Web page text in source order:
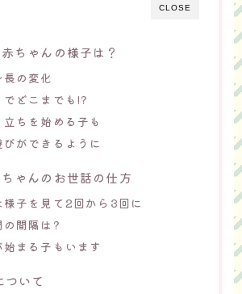
CLOSE
ちゃんの様子は？
の変化
でどこまでも!?
ちを始める子も
ができるように
ゃんのお世話の仕方
様子を見て2回から3回に
間隔は?
まる子もいます
ついて